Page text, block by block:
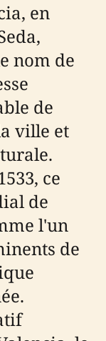
en
nom de
de
ville et
ce
de
l'un
de